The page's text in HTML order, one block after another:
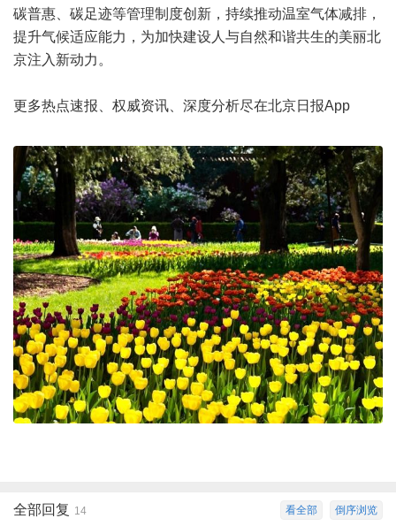
碳普惠、碳足迹等管理制度创新，持续推动温室气体减排，
提升气候适应能力，为加快建设人与自然和谐共生的美丽北
京注入新动力。
更多热点速报、权威资讯、深度分析尽在北京日报App
倒序浏览
看全部
全部回复 14